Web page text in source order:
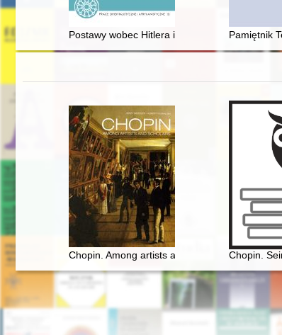
Postawy wobec Hitlera i Trzeciej Rzeszy w
Pamiętnik
Chopin. Among artists and scholars Chopin.